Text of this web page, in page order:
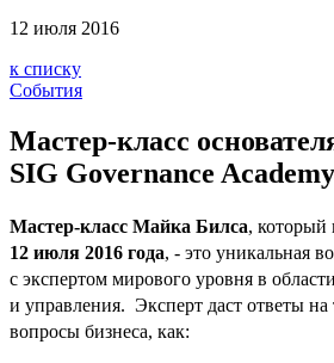
12 июля 2016
к списку
События
Мастер-класс
SIG Governance
Мастер-класс Майка Билса, который
12 июля 2016 года, - это уникальная
с экспертом мирового уровня в
и управления. Эксперт даст ответы на
вопросы бизнеса, как: